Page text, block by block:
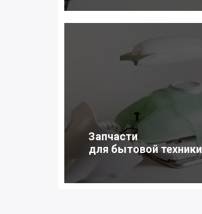
Запчасти
для бытовой техники